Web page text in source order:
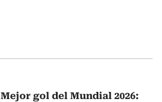
Mejor gol del Mundial 2026: